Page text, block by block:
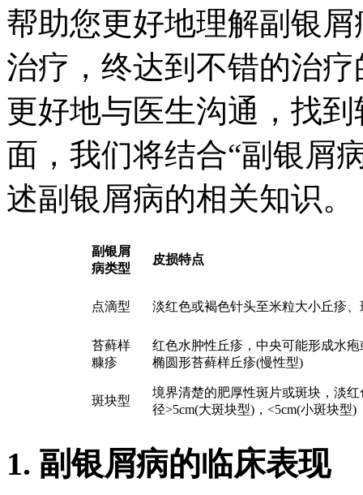
帮助您更好地理解副银
治疗，终达到不错的治
更好地与医生沟通，找
面，我们将结合“副银屑
述副银屑病的相关知识。
副银屑
病类型
皮损特点
点滴型 淡红色或褐色针头至米粒大小丘疹
苔藓样
糠疹
红色水肿性丘疹，中央可能形成水
椭圆形苔藓样丘疹(慢性型)
斑块型
境界清楚的肥厚性斑片或斑块，淡
径>5cm(大斑块型)，<5cm(小斑块型)
1. 副银屑病的临床表现